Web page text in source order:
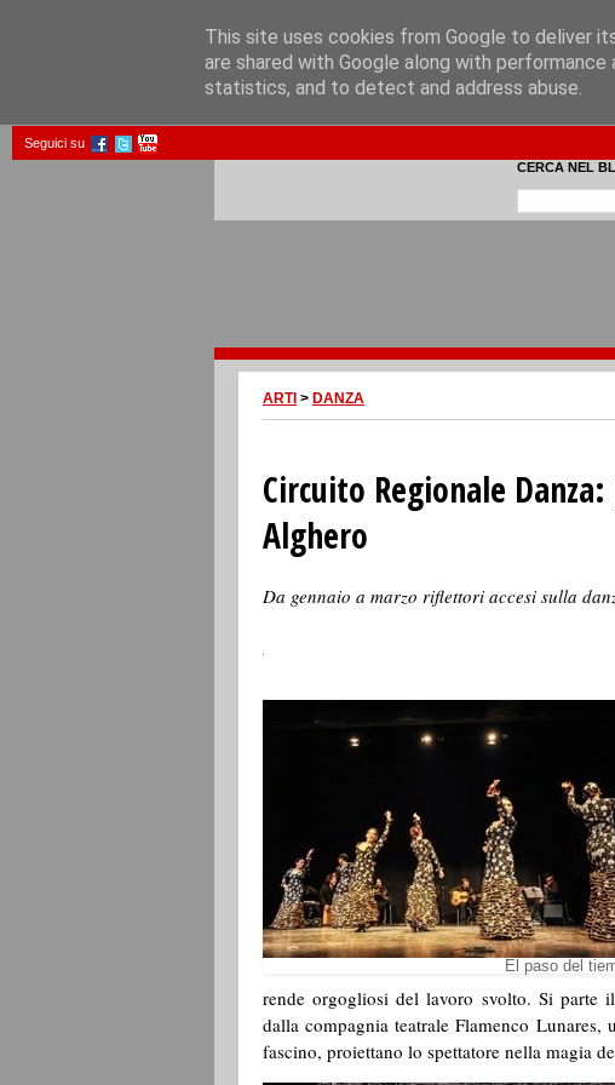
Seguici su
CERCA NEL
ARTI > DANZA
Circuito Regionale
Alghero
Da gennaio a marzo riflettori
El paso del
rende orgogliosi del lavoro svolto. Si parte
dalla compagnia teatrale Flamenco
fascino, proiettano lo spettatore nella magia
This site uses cookies from Google to deliver
are shared with Google along with
statistics, and to detect and address abuse.